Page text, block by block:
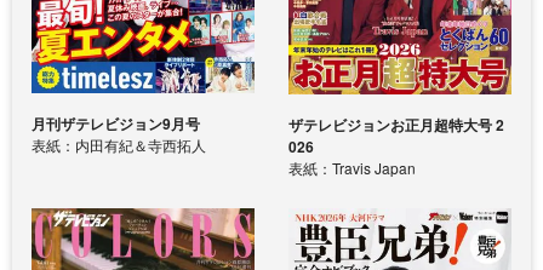
月刊ザテレビジョン9月号
表紙：内田有紀＆寺西拓人
ザテレビジョンお正月超特大号 2
026
表紙：Travis Japan